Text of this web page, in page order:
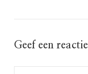
Geef een reactie